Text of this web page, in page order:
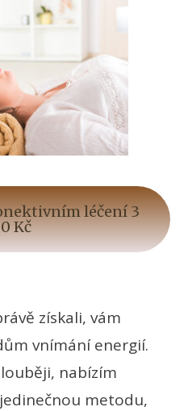
léčení 3
Kč
získali, vám
vnímání energií.
nabízím
metodu,